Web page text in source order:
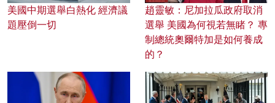
美國中期選舉白熱化 經濟議
題壓倒一切
趙靈敏：尼加拉瓜政府取消
選舉 美國為何視若無睹？ 專
制總統奧爾特加是如何養成
的？